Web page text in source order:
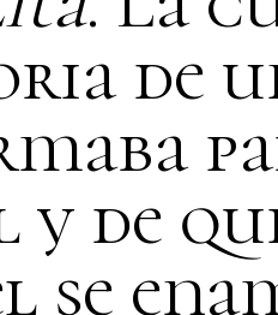
de
de
se